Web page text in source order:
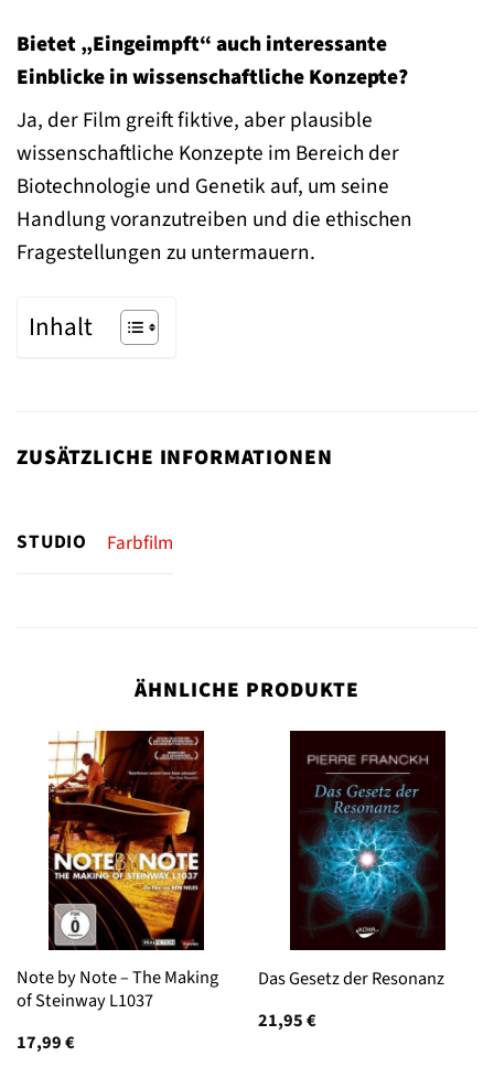
Bietet „Eingeimpft“ auch interessante
Einblicke in wissenschaftliche Konzepte?
Ja, der Film greift fiktive, aber plausible
wissenschaftliche Konzepte im Bereich der
Biotechnologie und Genetik auf, um seine
Handlung voranzutreiben und die ethischen
Fragestellungen zu untermauern.
Inhalt
ZUSÄTZLICHE INFORMATIONEN
STUDIO Farbfilm
ÄHNLICHE PRODUKTE
Note by Note – The Making
of Steinway L1037
17,99€
Das Gesetz der Resonanz
21,95€